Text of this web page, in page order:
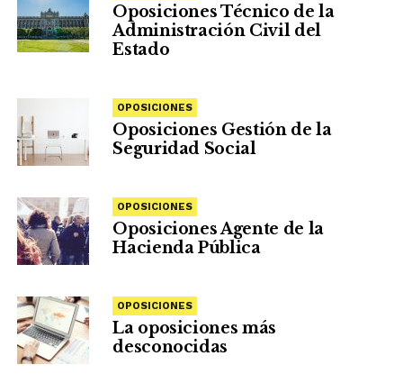
Oposiciones Técnico de la
Administración Civil del
Estado
OPOSICIONES
Oposiciones Gestión de la
Seguridad Social
OPOSICIONES
Oposiciones Agente de la
Hacienda Pública
OPOSICIONES
La oposiciones más
desconocidas